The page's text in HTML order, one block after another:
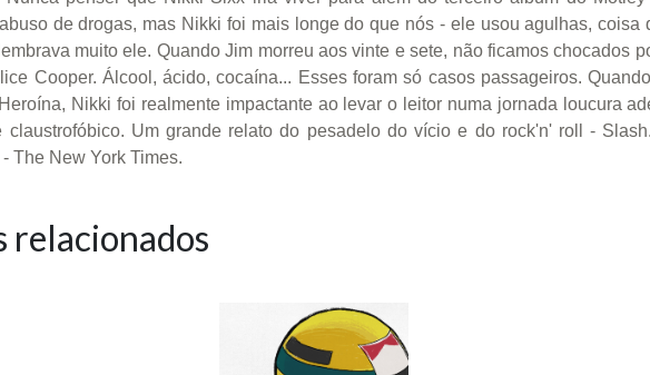
de drogas, mas Nikki foi mais longe do que nós - ele usou agulhas,
muito ele. Quando Jim morreu aos vinte e sete, não ficamos chocados
Cooper. Álcool, ácido, cocaína... Esses foram só casos passageiros.
Nikki foi realmente impactante ao levar o leitor numa jornada loucura
claustrofóbico. Um grande relato do pesadelo do vício e do rock'n' roll -
The New York Times.
relacionados